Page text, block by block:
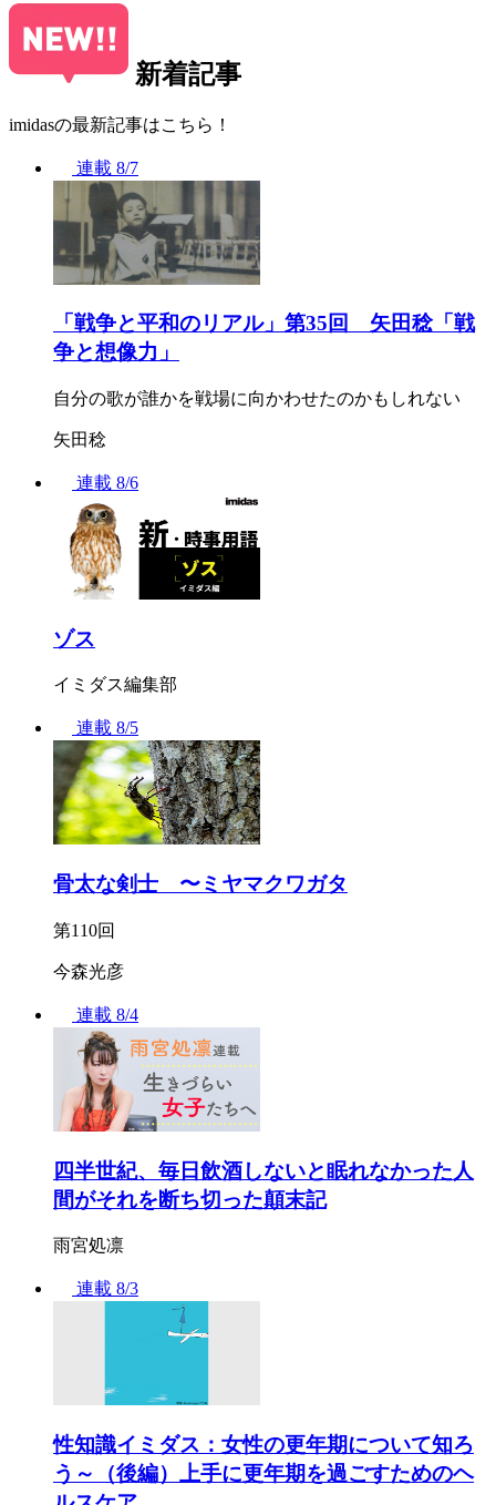
新着記事
imidasの最新記事はこちら！
連載 8/7
「戦争と平和のリアル」第35回 矢田稔「戦
争と想像力」
自分の歌が誰かを戦場に向かわせたのかもしれない
矢田稔
連載 8/6
ゾス
イミダス編集部
連載 8/5
骨太な剣士 〜ミヤマクワガタ
第110回
今森光彦
連載 8/4
四半世紀、毎日飲酒しないと眠れなかった人
間がそれを断ち切った顛末記
雨宮処凛
連載 8/3
性知識イミダス：女性の更年期について知ろ
う～（後編）上手に更年期を過ごすためのヘ